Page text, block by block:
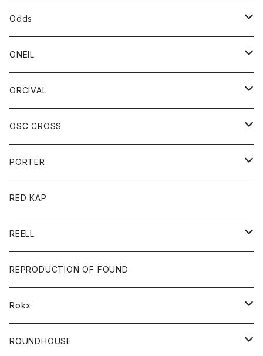
シャツ
ショートパンツ
パンツ
レディース
シャツ
Tシャツ
ストール/マフラー
シャツ
シャツジャケット
ロングスリーブＴシャツ
ボトム
ショートパンツ
ジーンズ
スエット
ボトム
ショートパンツ
パンツ
レディース
ボトム
Odds
帽子
ONEIL
スカート
ORCIVAL
アウター
コート
ジャケット
アクセサリー
バッグ
キッズ
Tシャツ
帽子
グッズ
靴
バック
トップス
カットソー
カーディガン
ボトムス
ショートパンツ
レディース
OSC CROSS
ダウンジャケット
PORTER
カードホルダー
キーホルダー
財布
バック
RED KAP
REELL
パンツ
ショートパンツ
REPRODUCTION OF FOUND
Rokx
ボトム
ROUNDHOUSE